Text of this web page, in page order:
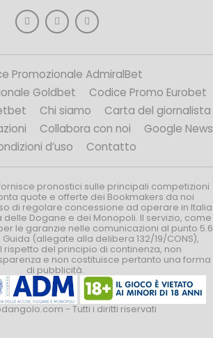
Promozionale AdmiralBet
Goldbet
Codice Promo Eurobet
Chi siamo
Carta del giornalista
Collabora con noi
Google News
d’uso
Contatto
pronostici sulle principali competizioni
quote e offerte dei Bookmakers da noi
di regolare concessione ad operare in Italia
delle Dogane e dei Monopoli. Il servizio, come
le garanzie nelle comunicazioni al punto 5.6
(allegate alla delibera 132/19/CONS),
rispetto del principio di continenza, non
e non costituisce pertanto una forma
di pubblicità.
- Tutti i diritti riservati